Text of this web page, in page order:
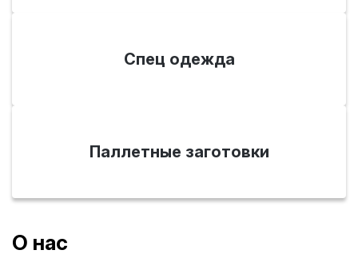
Спец одежда
Паллетные заготовки
О нас